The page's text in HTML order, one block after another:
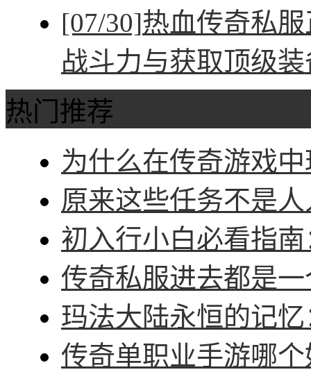
[07/30]热血传奇私
战斗力与获取顶级
热门推荐
为什么在传奇游戏
原来这些任务不是
初入行小白必看指
传奇私服进去都是
玛法大陆永恒的记
传奇单职业手游哪